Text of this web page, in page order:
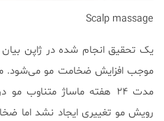
Scalp massage
یک تحقیق انجام شده در ژاپن
موجب افزایش ضخامت مو می‌شود.
مدت ۲۴ هفته ماساژ متناوب
رویش مو تغییری ایجاد نشد اما